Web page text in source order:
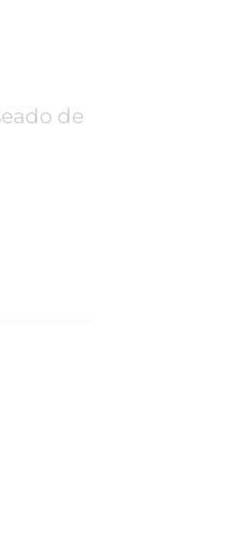
de